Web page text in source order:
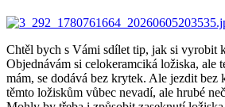
Chtěl bych s Vámi sdílet tip, jak si vyrobit
Objednávám si celokeramciká ložiska, ale
mám, se dodává bez krytek. Ale jezdit
těmto ložiskům vůbec nevadí, ale hrubé